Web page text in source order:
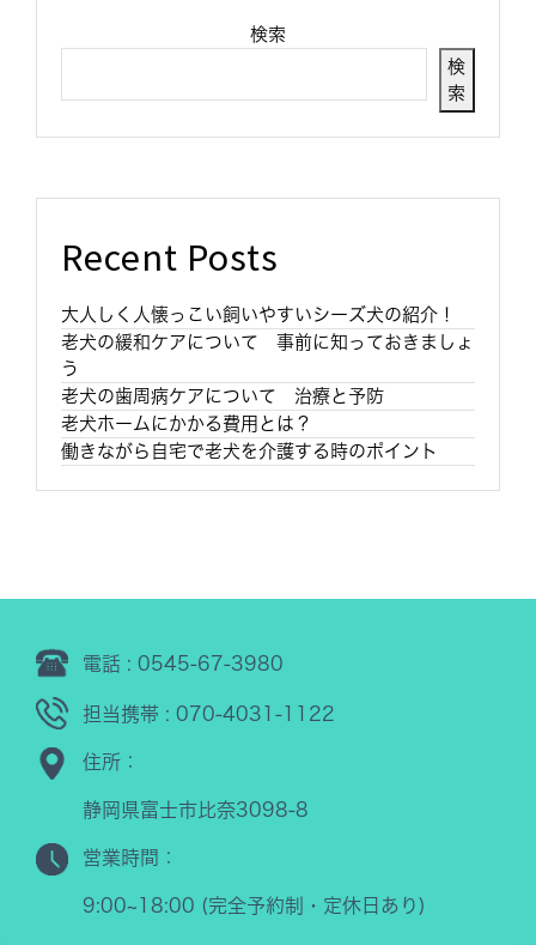
検索
検
索
Recent Posts
大人しく人懐っこい飼いやすいシーズ犬の紹介！
老犬の緩和ケアについて 事前に知っておきましょ
う
老犬の歯周病ケアについて 治療と予防
老犬ホームにかかる費用とは？
働きながら自宅で老犬を介護する時のポイント
電話 : 0545-67-3980
担当携帯 : 070-4031-1122
住所：
静岡県富士市比奈3098-8
営業時間：
9:00~18:00 (完全予約制・定休日あり)